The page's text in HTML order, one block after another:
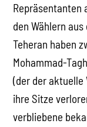
Repräsentanten
den Wählern
Teheran haben
Mohammad-
(der der aktuelle
ihre Sitze
verbliebene